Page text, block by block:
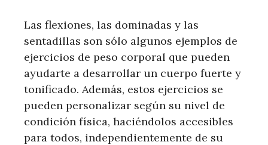
Las flexiones, las dominadas y las
sentadillas son sólo algunos ejemplos de
ejercicios de peso corporal que pueden
ayudarte a desarrollar un cuerpo fuerte y
tonificado. Además, estos ejercicios se
pueden personalizar según su nivel de
condición física, haciéndolos accesibles
para todos, independientemente de su